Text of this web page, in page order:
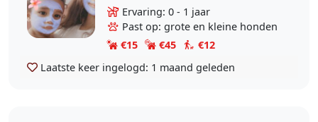
heb mijn hele leven lang al
verschillende rassen honden gehad
, en heb nu nog..
Ervaring: 0 - 1 jaar
Past op: grote en kleine honden
€15
€45
€12
Laatste keer ingelogd: 1 maand geleden